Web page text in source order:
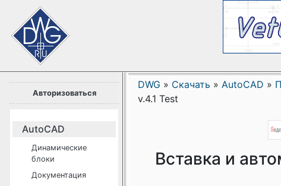
Авторизоваться
AutoCAD
Динамические
блоки
Документация
DWG » Скачать » AutoCAD »
v.4.1 Test
Вставка и